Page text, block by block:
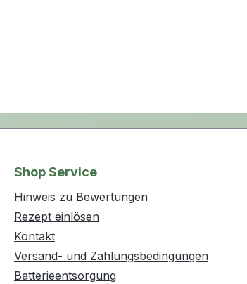
Shop Service
Hinweis zu Bewertungen
Rezept einlösen
Kontakt
Versand- und Zahlungsbedingungen
Batterieentsorgung